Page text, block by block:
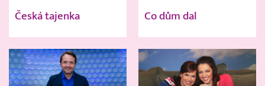
Česká tajenka Co dům dal